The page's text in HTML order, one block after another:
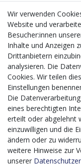
CMS-
von
Mit dem
20.12.2023 bis
Förderprogrammes
bis 2027
eines Content-
Softwaresystem)
künftig selbst
der effizienteren
Bearbeitung,
Inhalte (Content)
insbesondere für
Wir verwenden
Website und
Besucher:innen
Inhalte und Anzeigen
Drittanbietern
analysieren. Die
Cookies. Wir teilen
Einstellungen
Die
eines berechtigten
erteilt oder abgelehnt
einzuwilligen und die
ändern oder zu
weitere Hinweise zur
unserer